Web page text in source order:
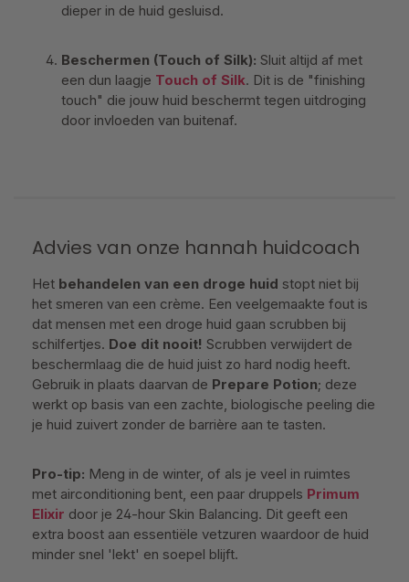
dieper in de huid gesluisd.
Beschermen (Touch of Silk): Sluit altijd af met
een dun laagje Touch of Silk. Dit is de "finishing
touch" die jouw huid beschermt tegen uitdroging
door invloeden van buitenaf.
Advies van onze hannah huidcoach
Het behandelen van een droge huid stopt niet bij
het smeren van een crème. Een veelgemaakte fout is
dat mensen met een droge huid gaan scrubben bij
schilfertjes. Doe dit nooit! Scrubben verwijdert de
beschermlaag die de huid juist zo hard nodig heeft.
Gebruik in plaats daarvan de Prepare Potion; deze
werkt op basis van een zachte, biologische peeling die
je huid zuivert zonder de barrière aan te tasten.
Pro-tip: Meng in de winter, of als je veel in ruimtes
met airconditioning bent, een paar druppels Primum
Elixir door je 24-hour Skin Balancing. Dit geeft een
extra boost aan essentiële vetzuren waardoor de huid
minder snel 'lekt' en soepel blijft.